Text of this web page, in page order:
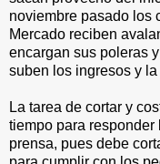
noviembre pasado los
Mercado reciben
encargan sus poleras
suben los ingresos y
La tarea de cortar y
tiempo para
prensa, pues debe